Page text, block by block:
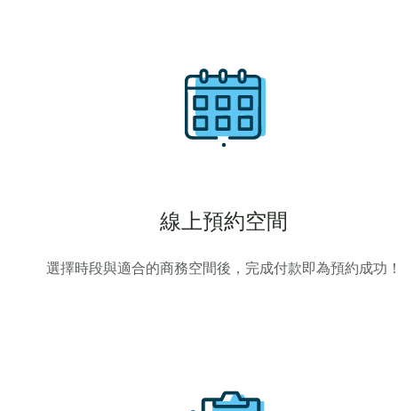
線上預約空間
選擇時段與適合的商務空間後，完成付款即為預約成功